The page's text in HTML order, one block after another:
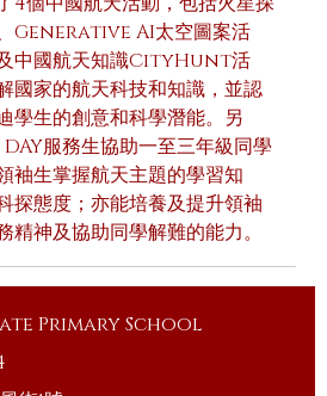
Generative AI太空圖案活
中國航天知識CityHunt活
國家的航天科技和知識，並認
學生的創意和科學潛能。另
服務生協助一至三年級同學
袖生掌握航天主題的學習知
探態度；亦能培養及提升領袖
精神及協助同學解難的能力。
Primary School